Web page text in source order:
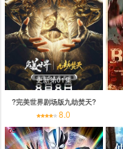
更新第01集
?完美世界剧场版九劫焚天?
8.0